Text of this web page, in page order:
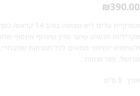
₪390.00
מסרקיית עלים ליפ
אקריליות תכשיט שיער עדין שיגרוף אינסוף
ולשימוש יומיומי מתאים לכל תסרוקת
מרושל, פזור וצמות.
אורך: 8 ס"מ
מבצע 1+1
על החירור ל-50 הפונות ראשונות